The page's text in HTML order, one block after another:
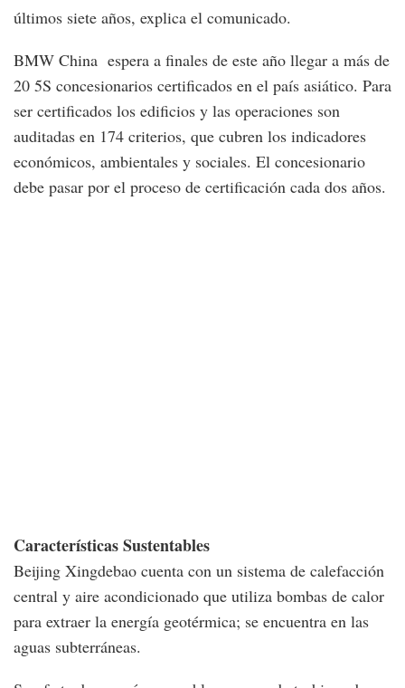
últimos siete años, explica el comunicado.
BMW China espera a finales de este año llegar a más de
20 5S concesionarios certificados en el país asiático. Para
ser certificados los edificios y las operaciones son
auditadas en 174 criterios, que cubren los indicadores
económicos, ambientales y sociales. El concesionario
debe pasar por el proceso de certificación cada dos años.
Características Sustentables
Beijing Xingdebao cuenta con un sistema de calefacción
central y aire acondicionado que utiliza bombas de calor
para extraer la energía geotérmica; se encuentra en las
aguas subterráneas.